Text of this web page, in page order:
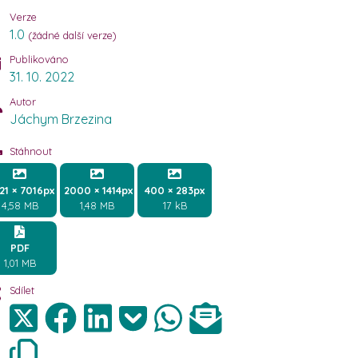
Verze
1.0 (žádné další verze)
Publikováno
31. 10. 2022
Autor
Jáchym Brzezina
Stáhnout
× 7016px
4,58 MB
2000 × 1414px
1,48 MB
400 × 283px
17 kB
PDF
1,01 MB
Sdílet